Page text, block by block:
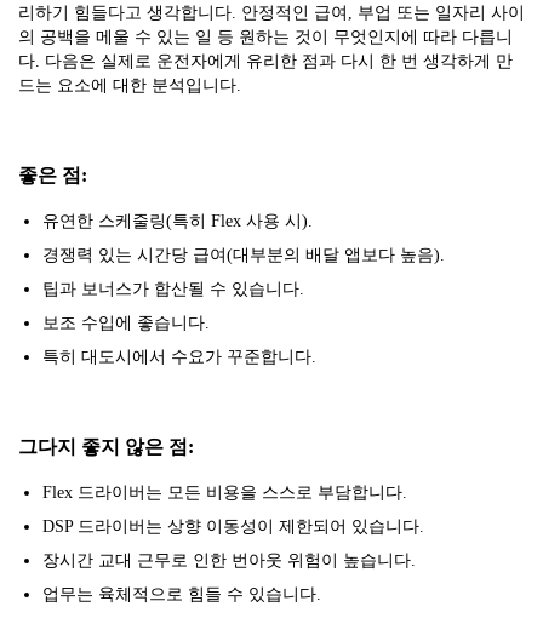
리하기 힘들다고 생각합니다. 안정적인 급여, 부업 또는 일자리 사이
의 공백을 메울 수 있는 일 등 원하는 것이 무엇인지에 따라 다릅니
다. 다음은 실제로 운전자에게 유리한 점과 다시 한 번 생각하게 만
드는 요소에 대한 분석입니다.
좋은 점:
유연한 스케줄링(특히 Flex 사용 시).
경쟁력 있는 시간당 급여(대부분의 배달 앱보다 높음).
팁과 보너스가 합산될 수 있습니다.
보조 수입에 좋습니다.
특히 대도시에서 수요가 꾸준합니다.
그다지 좋지 않은 점:
Flex 드라이버는 모든 비용을 스스로 부담합니다.
DSP 드라이버는 상향 이동성이 제한되어 있습니다.
장시간 교대 근무로 인한 번아웃 위험이 높습니다.
업무는 육체적으로 힘들 수 있습니다.